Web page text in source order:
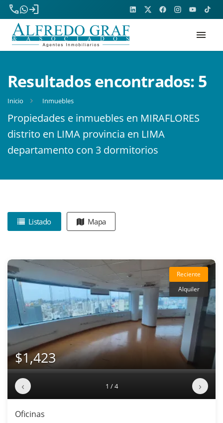
phone
login
menu
Resultados encontrados: 5
Inicio Inmuebles
Propiedades e inmuebles en MIRAFLORES
distrito en LIMA provincia en LIMA
departamento con 3 dormitorios
Listado Mapa
Reciente
Alquiler
$1,423
‹ 1 / 4 ›
Oficinas